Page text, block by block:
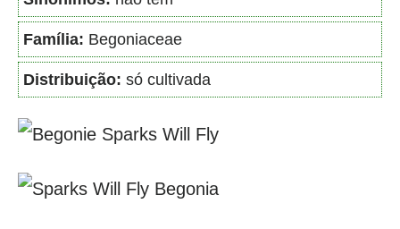
Família: Begoniaceae
Distribuição: só cultivada